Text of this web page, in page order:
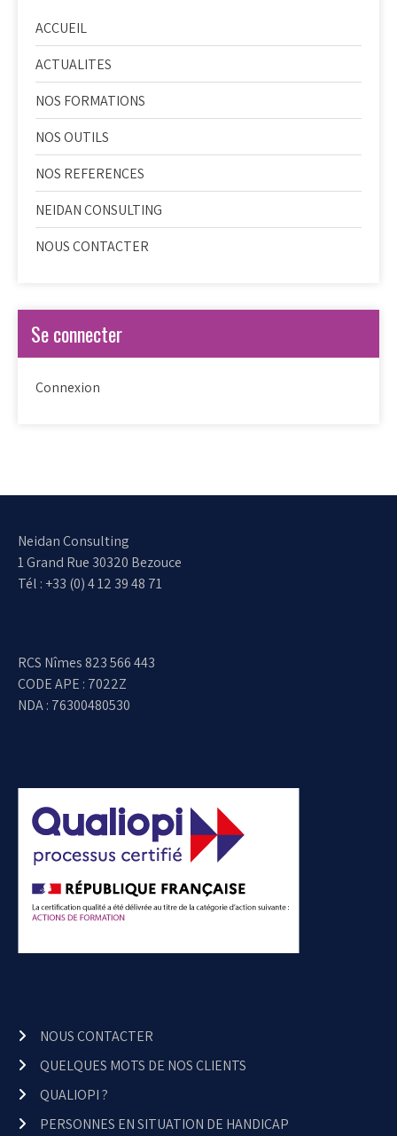
ACCUEIL
ACTUALITES
NOS FORMATIONS
NOS OUTILS
NOS REFERENCES
NEIDAN CONSULTING
NOUS CONTACTER
Se connecter
Connexion
Neidan Consulting
1 Grand Rue 30320 Bezouce
Tél : +33 (0) 4 12 39 48 71
RCS Nîmes 823 566 443
CODE APE : 7022Z
NDA : 76300480530
NOUS CONTACTER
QUELQUES MOTS DE NOS CLIENTS
QUALIOPI ?
PERSONNES EN SITUATION DE HANDICAP